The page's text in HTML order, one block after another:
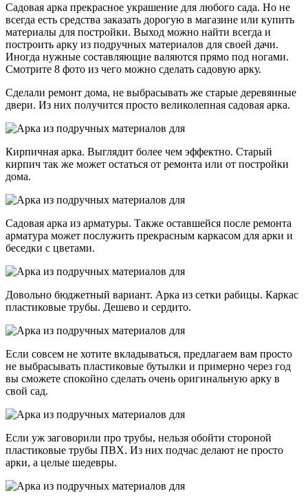
Садовая арка прекрасное украшение для любого сада. Но не
всегда есть средства заказать дорогую в магазине или купить
материалы для постройки. Выход можно найти всегда и
построить арку из подручных материалов для своей дачи.
Иногда нужные составляющие валяются прямо под ногами.
Смотрите 8 фото из чего можно сделать садовую арку.
Сделали ремонт дома, не выбрасывать же старые деревянные
двери. Из них получится просто великолепная садовая арка.
Кирпичная арка. Выглядит более чем эффектно. Старый
кирпич так же может остаться от ремонта или от постройки
дома.
Садовая арка из арматуры. Также оставшейся после ремонта
арматура может послужить прекрасным каркасом для арки и
беседки с цветами.
Довольно бюджетный вариант. Арка из сетки рабицы. Каркас
пластиковые трубы. Дешево и сердито.
Если совсем не хотите вкладываться, предлагаем вам просто
не выбрасывать пластиковые бутылки и примерно через год
вы сможете спокойно сделать очень оригинальную арку в
свой сад.
Если уж заговорили про трубы, нельзя обойти стороной
пластиковые трубы ПВХ. Из них подчас делают не просто
арки, а целые шедевры.